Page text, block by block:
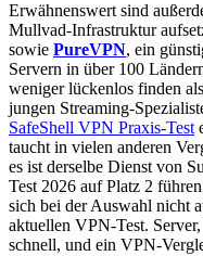
Erwähnenswert sind
Mullvad-Infrastruktur
sowie PureVPN, ein
Servern in über 100
weniger lückenlos finden
jungen Streaming-
SafeShell VPN Praxis-Test
taucht in vielen anderen
es ist derselbe Dienst von
Test 2026 auf Platz 2
sich bei der Auswahl nicht
aktuellen VPN-Test.
schnell, und ein VPN-